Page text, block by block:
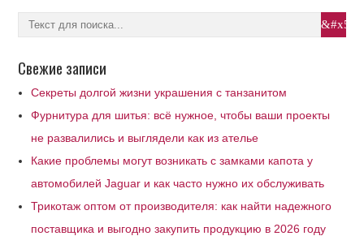
Свежие записи
Секреты долгой жизни украшения с танзанитом
Фурнитура для шитья: всё нужное, чтобы ваши проекты
не развалились и выглядели как из ателье
Какие проблемы могут возникать с замками капота у
автомобилей Jaguar и как часто нужно их обслуживать
Трикотаж оптом от производителя: как найти надежного
поставщика и выгодно закупить продукцию в 2026 году